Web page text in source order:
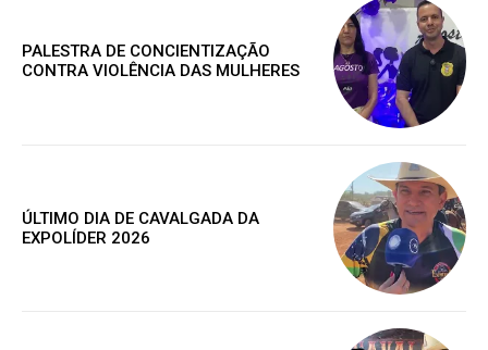
PALESTRA DE CONCIENTIZAÇÃO
CONTRA VIOLÊNCIA DAS MULHERES
ÚLTIMO DIA DE CAVALGADA DA
EXPOLÍDER 2026